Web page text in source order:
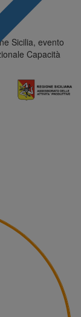
Sicilia, evento
Capacità